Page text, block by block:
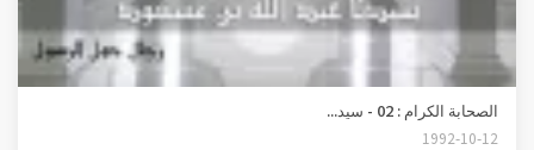
الصحابة الكرام : 02 - سيد...
1992-10-12